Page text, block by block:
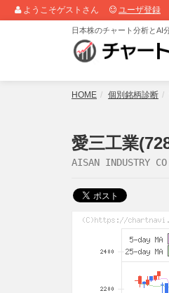
ようこそゲストさん ユーザ登録
日本株のチャート分析とAI
HOME 個別銘柄診断
愛三工業
AISAN INDUSTRY